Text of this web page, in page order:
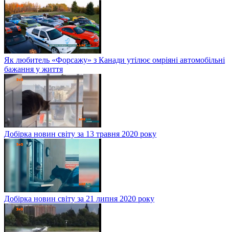
Як любитель «Форсажу» з Канади утілює омріяні автомобільні
бажання у життя
Добірка новин світу за 13 травня 2020 року
Добірка новин світу за 21 липня 2020 року